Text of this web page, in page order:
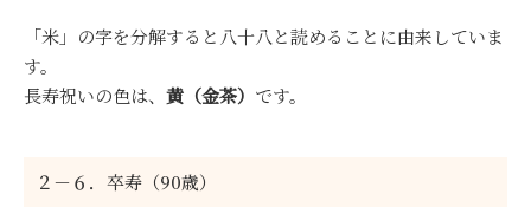
「米」の字を分解すると八十八と読めることに由来していま
す。
長寿祝いの色は、 黄（金茶） です。
２－６．卒寿（90歳）